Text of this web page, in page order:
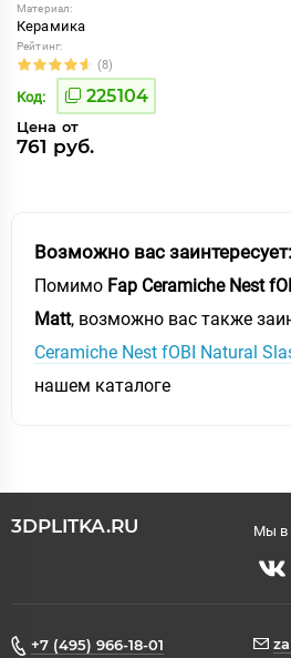
Материал:
Керамика
Рейтинг:
(8)
Код: 225104
Цена от
761 руб.
Возможно вас заинтересует:
Помимо Fap Ceramiche Nest
Matt, возможно вас также
Ceramiche Nest fOBI Natural
нашем каталоге
3DPLITKA.RU Мы в
+7 (495) 966-18-01